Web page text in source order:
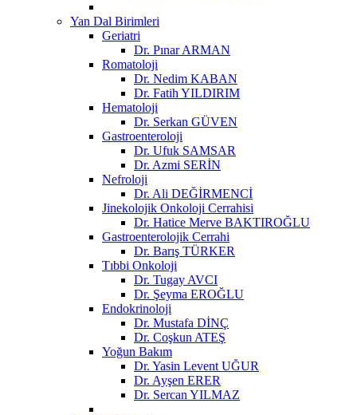
Yan Dal Birimleri
Geriatri
Dr. Pınar ARMAN
Romatoloji
Dr. Nedim KABAN
Dr. Fatih YILDIRIM
Hematoloji
Dr. Serkan GÜVEN
Gastroenteroloji
Dr. Ufuk SAMSAR
Dr. Azmi SERİN
Nefroloji
Dr. Ali DEĞİRMENCİ
Jinekolojik Onkoloji Cerrahisi
Dr. Hatice Merve BAKTIROĞLU
Gastroenterolojik Cerrahi
Dr. Barış TÜRKER
Tıbbi Onkoloji
Dr. Tugay AVCI
Dr. Şeyma EROĞLU
Endokrinoloji
Dr. Mustafa DİNÇ
Dr. Coşkun ATEŞ
Yoğun Bakım
Dr. Yasin Levent UĞUR
Dr. Ayşen ERER
Dr. Sercan YILMAZ